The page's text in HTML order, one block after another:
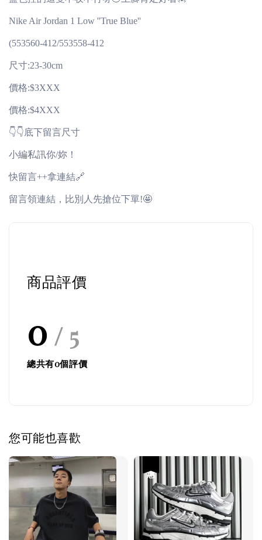
Nike Air Jordan 1 Low ''True Blue''
(553560-412/553558-412
尺寸:23-30cm
價格:$3XXX
價格:$4XXX
👇👇底下留言尺寸
小編私訊你/妳！
快留言++拿連結🔗
留言領連結，比別人先搶位下單!🤩
商品評價
0 / 5
總共有0個評價
您可能也喜歡